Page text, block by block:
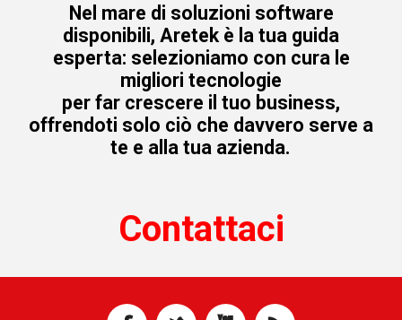
Nel mare di soluzioni software
disponibili, Aretek è la tua guida
esperta: selezioniamo con cura le
migliori tecnologie
per far crescere il tuo business,
offrendoti solo ciò che davvero serve a
te e alla tua azienda.
Contattaci